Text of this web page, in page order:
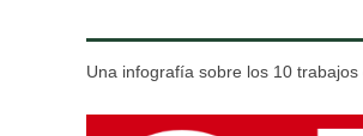
Una infografía sobre los 10